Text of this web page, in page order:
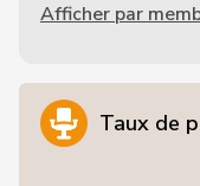
Afficher par
Taux de